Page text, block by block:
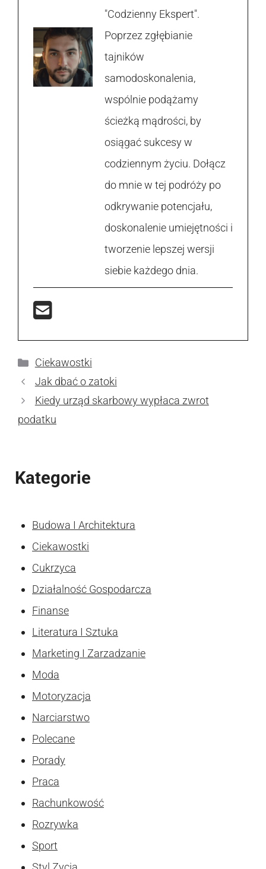
"Codzienny Ekspert".
Poprzez zgłębianie
tajników
samodoskonalenia,
wspólnie podążamy
ścieżką mądrości, by
osiągać sukcesy w
codziennym życiu. Dołącz
do mnie w tej podróży po
odkrywanie potencjału,
doskonalenie umiejętności i
tworzenie lepszej wersji
siebie każdego dnia.
Kategorie
Ciekawostki
Jak dbać o zatoki
Kiedy urząd skarbowy wypłaca zwrot
podatku
Kategorie
Budowa I Architektura
Ciekawostki
Cukrzyca
Działalność Gospodarcza
Finanse
Literatura I Sztuka
Marketing I Zarzadzanie
Moda
Motoryzacja
Narciarstwo
Polecane
Porady
Praca
Rachunkowość
Rozrywka
Sport